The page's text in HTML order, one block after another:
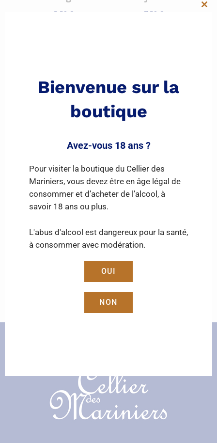
5,50 € 7,50 €
PAIEMENT SÉCURISÉ
CERTIFICATION
SERVICE CLIENT
Du lundi au vendredi : 9h – 12h ♦ 14h – 17h30
Samedi : 9h – 12h
Bienvenue sur la
boutique
Avez-vous 18 ans ?
Pour visiter la boutique du Cellier des
Mariniers, vous devez être en âge légal de
consommer et d’acheter de l’alcool, à
savoir 18 ans ou plus.
L'abus d'alcool est dangereux pour la santé,
à consommer avec modération.
OUI
NON